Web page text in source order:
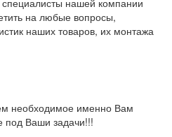
нашей компании
на любые вопросы,
наших товаров, их монтажа
необходимое именно Вам
под Ваши задачи!!!